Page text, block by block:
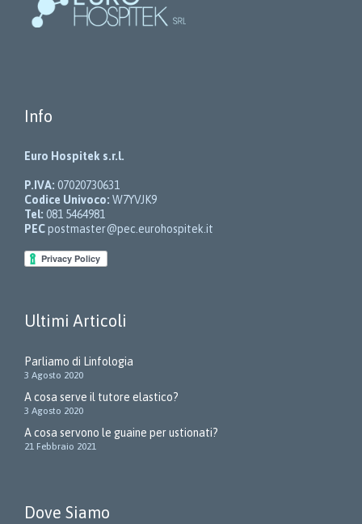
Info
Euro Hospitek s.r.l.
P.IVA: 07020730631
Codice Univoco: W7YVJK9
Tel: 081 5464981
PECpostmaster@pec.eurohospitek.it
Ultimi Articoli
Parliamo di Linfologia
3 Agosto 2020
A cosa serve il tutore elastico?
3 Agosto 2020
A cosa servono le guaine per ustionati?
21 Febbraio 2021
Dove Siamo